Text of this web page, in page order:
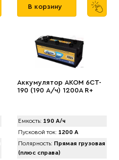
В корзину
Аккумулятор AKOM 6CT-
190 (190 А/ч) 1200А R+
Емкость: 190 А/ч
Пусковой ток: 1200 А
Полярность: Прямая грузовая
(плюс справа)